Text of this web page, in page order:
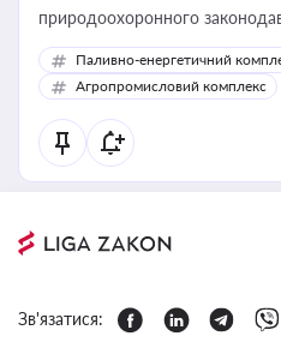
природоохоронного
Паливно-енергетичний
Агропромисловий комплекс
Зв'язатися: